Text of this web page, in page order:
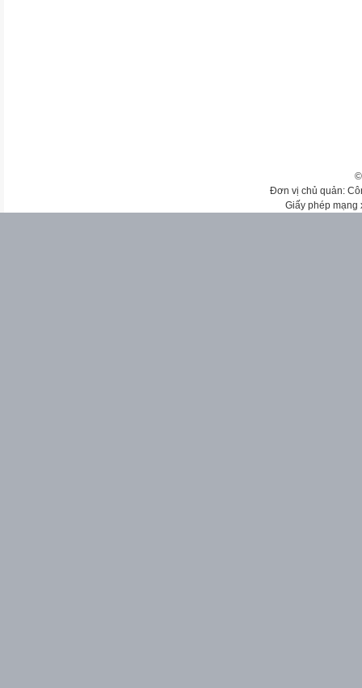
Đơn vị chủ quản:
Giấy phép mạng